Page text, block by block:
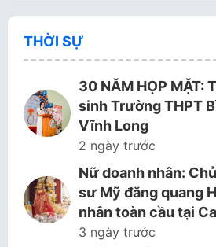
THỜI SỰ
30 NĂM HỌP MẶT:
sinh Trường THPT
Vĩnh Long
2 ngày trước
Nữ doanh nhân:
sư Mỹ đăng quang
nhân toàn cầu tại
3 ngày trước